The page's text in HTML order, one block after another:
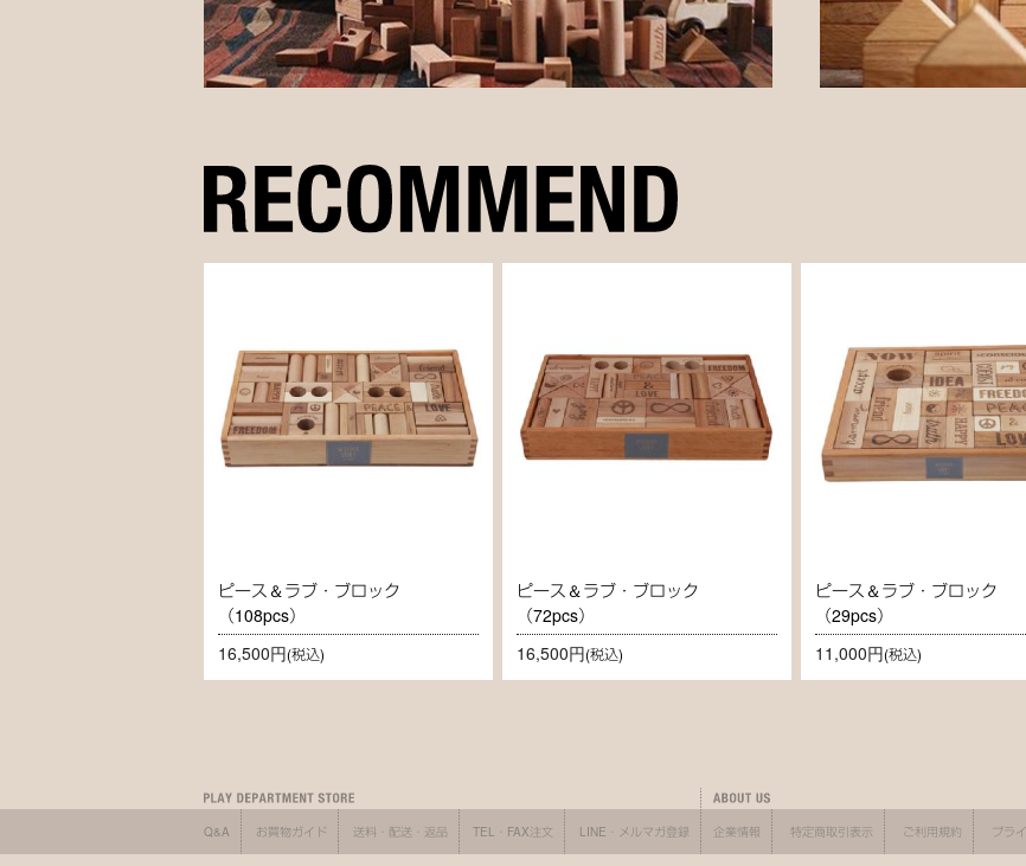
ピース＆ラブ・ブロック
（108pcs）
16,500円(税込)
ピース＆ラブ・ブロック
（72pcs）
16,500円(税込)
ピース＆ラブ・ブロック
（29pcs）
11,000円(税込)
Q&A お買物ガイド 送料・配送・返品 TEL・FAX注文 LINE・メルマガ登録 企業情報 特定商取引表示 ご利用規約 プラ